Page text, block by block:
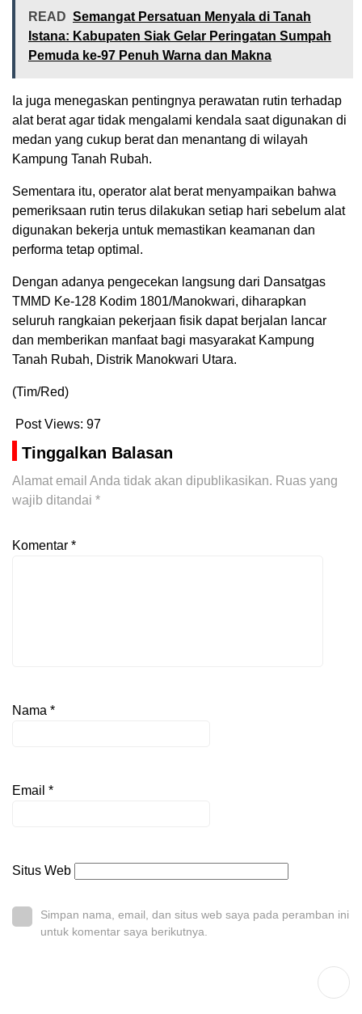
READ Semangat Persatuan Menyala di Tanah
Istana: Kabupaten Siak Gelar Peringatan Sumpah
Pemuda ke-97 Penuh Warna dan Makna
Ia juga menegaskan pentingnya perawatan rutin terhadap
alat berat agar tidak mengalami kendala saat digunakan di
medan yang cukup berat dan menantang di wilayah
Kampung Tanah Rubah.
Sementara itu, operator alat berat menyampaikan bahwa
pemeriksaan rutin terus dilakukan setiap hari sebelum alat
digunakan bekerja untuk memastikan keamanan dan
performa tetap optimal.
Dengan adanya pengecekan langsung dari Dansatgas
TMMD Ke-128 Kodim 1801/Manokwari, diharapkan
seluruh rangkaian pekerjaan fisik dapat berjalan lancar
dan memberikan manfaat bagi masyarakat Kampung
Tanah Rubah, Distrik Manokwari Utara.
(Tim/Red)
Post Views: 97
Tinggalkan Balasan
Alamat email Anda tidak akan dipublikasikan. Ruas yang
wajib ditandai *
Komentar *
Nama *
Email *
Situs Web
Simpan nama, email, dan situs web saya pada peramban ini
untuk komentar saya berikutnya.